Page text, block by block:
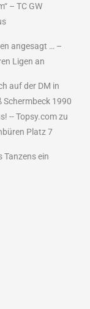
– TC GW
angesagt … –
Ligen an
auf der DM in
Schermbeck 1990
-- Topsy.comzu
Platz 7
Tanzens ein